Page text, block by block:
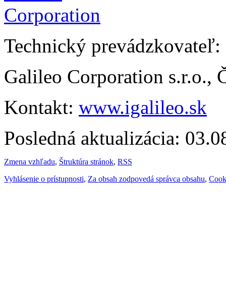
Technický prevádzkovateľ:
Galileo Corporation s.r.o.,
Kontakt: www.igalileo.sk
Posledná aktualizácia:
Zmena vzhľadu, Štruktúra stránok, RSS
Vyhlásenie o prístupnosti, Za obsah zodpovedá správca obsahu,